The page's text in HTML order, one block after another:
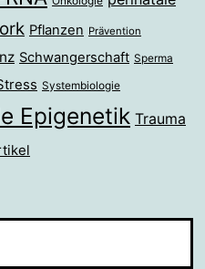
Pflanzen Prävention
Schwangerschaft Sperma
Systembiologie
Epigenetik Trauma